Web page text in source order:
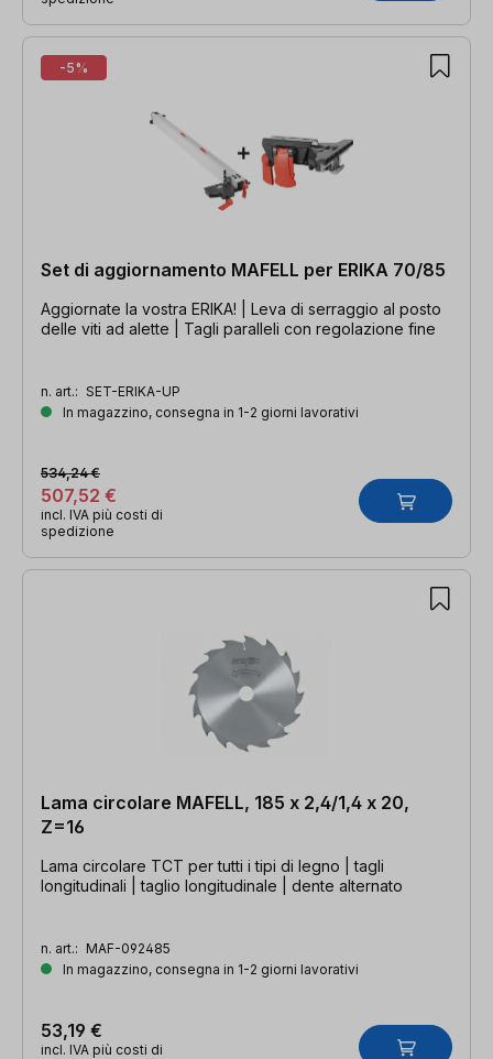
-5%
Set di aggiornamento MAFELL per ERIKA 70/85
Aggiornate la vostra ERIKA! | Leva di serraggio al posto
delle viti ad alette | Tagli paralleli con regolazione fine
n. art.: SET-ERIKA-UP
In magazzino, consegna in 1-2 giorni lavorativi
507,52 €
534,24 €
incl. IVA più costi di
spedizione
Lama circolare MAFELL, 185 x 2,4/1,4 x 20,
Z=16
Lama circolare TCT per tutti i tipi di legno | tagli
longitudinali | taglio longitudinale | dente alternato
n. art.: MAF-092485
In magazzino, consegna in 1-2 giorni lavorativi
53,19 €
incl. IVA più costi di